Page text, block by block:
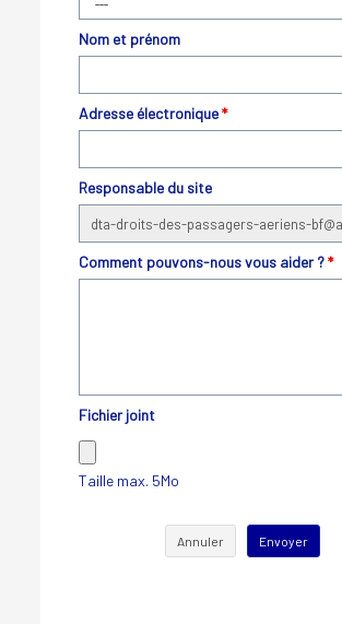
Nom et prénom
Adresse électronique*
Responsable du site
Comment pouvons-nous vous aider ?*
Fichier joint
Taille max. 5Mo